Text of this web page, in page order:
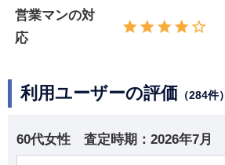
営業マンの対
応
利用ユーザーの評価 （284件）
60代女性 査定時期： 2026年7月